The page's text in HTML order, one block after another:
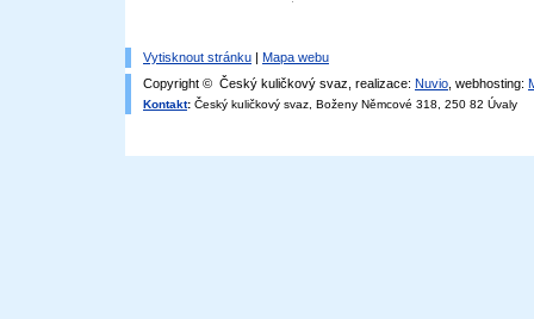
Vytisknout stránku | Mapa webu
Copyright © Český kuličkový svaz, realizace: Nuvio , webhosting:
Kontakt: Český kuličkový svaz, Boženy Němcové 318, 250 82 Úvaly